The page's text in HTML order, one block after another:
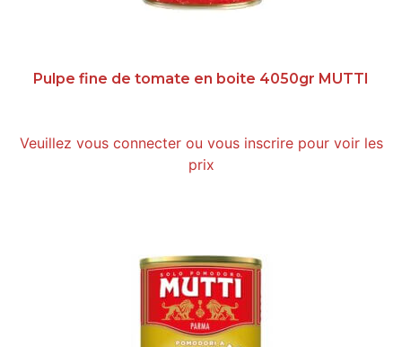
Pulpe fine de tomate en boite 4050gr MUTTI
Veuillez vous connecter ou vous inscrire pour voir les
prix